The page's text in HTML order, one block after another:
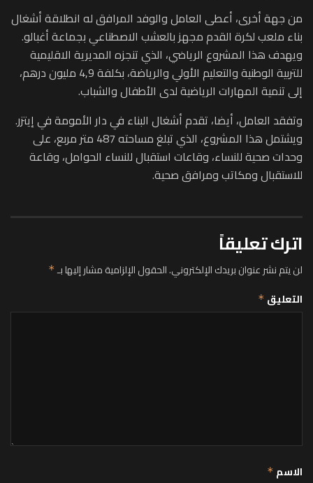
من جهة أخرى، أعطى العامل والوفد المرافق له انطلاقة أشغال
بناء ملعب لكرة القدم مجهز بالعشب الاصطناعي بجماعة أغبالو.
ويهدف هذا المشروع الرياضي، الذي تنجزه المديرية الاقليمية
للتربية الوطنية والتعليم الأولي والرياضة، بكلفة 4,9 مليون درهم،
إلى تنمية المهارات الرياضية لدى الأطفال والشباب.
وتفقد العامل، أيضا، تقدم أشغال البناء في دار الأمومة في إيتزر.
ويشتمل هذا المشروع، الذي تبلغ مساحته 487 متر مربع، على
وحدات صحية للنساء، وقاعات استقبال للنساء الحوامل، وقاعة
للاستقبال ومكاتب ومرافق صحية.
اترك تعليقاً
لن يتم نشر عنوان بريدك الإلكتروني.الحقول الإلزامية مشار إليها بـ*
التعليق *
الاسم *